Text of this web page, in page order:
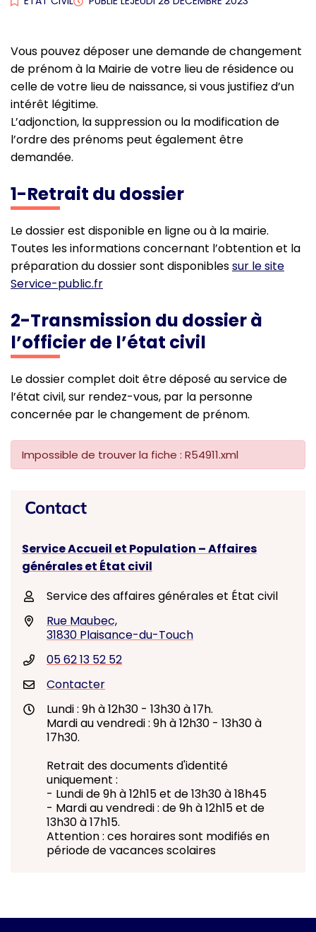
Vous pouvez déposer une demande de changement
de prénom à la Mairie de votre lieu de résidence ou
celle de votre lieu de naissance, si vous justifiez d’un
intérêt légitime.
L’adjonction, la suppression ou la modification de
l’ordre des prénoms peut également être
demandée.
1-Retrait du dossier
Le dossier est disponible en ligne ou à la mairie.
Toutes les informations concernant l’obtention et la
préparation du dossier sont disponiblessur le site
Service-public.fr
2-Transmission du dossier à
l’officier de l’état civil
Le dossier complet doit être déposé au service de
l’état civil, sur rendez-vous, par la personne
concernée par le changement de prénom.
Impossible de trouver la fiche : R54911.xml
Contact
Service Accueil et Population – Affaires
générales et État civil
Service des affaires générales et État civil
Rue Maubec,
31830 Plaisance-du-Touch
05 62 13 52 52
Contacter
Lundi : 9h à 12h30 - 13h30 à 17h.
Mardi au vendredi : 9h à 12h30 - 13h30 à
17h30.
Retrait des documents d'identité
uniquement :
- Lundi de 9h à 12h15 et de 13h30 à 18h45
- Mardi au vendredi : de 9h à 12h15 et de
13h30 à 17h15.
Attention : ces horaires sont modifiés en
période de vacances scolaires